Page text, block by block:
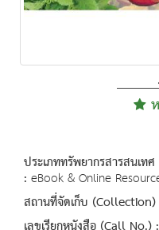
ประเภททรัพยากรสารสนเ
: eBook & Online
สถานที่จัดเก็บ